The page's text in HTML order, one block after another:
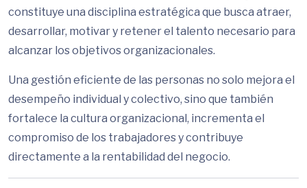
constituye una disciplina estratégica que busca atraer,
desarrollar, motivar y retener el talento necesario para
alcanzar los objetivos organizacionales.
Una gestión eficiente de las personas no solo mejora el
desempeño individual y colectivo, sino que también
fortalece la cultura organizacional, incrementa el
compromiso de los trabajadores y contribuye
directamente a la rentabilidad del negocio.